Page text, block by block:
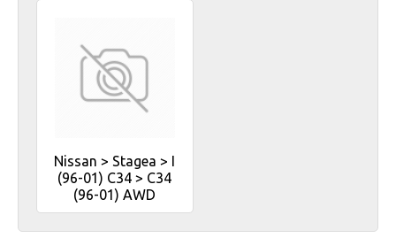
Nissan > Stagea > I
(96-01) C34 > C34
(96-01) AWD